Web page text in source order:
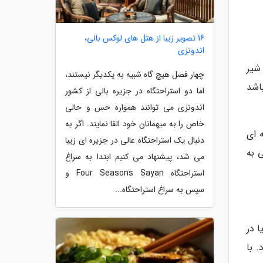
گرم باشد
ای
به
در
با
16 تصویر زیبا از هتل های لوکس بالی،
اندونزی
چهار فصل هیچ گاه شبیه به یکدیگر نیستند،
اما دو استراحتگاه در جزیره بالی از کشور
اندونزی می توانند همواره حس و حالی
خاص را به میهمانان خود القا نمایند. اگر به
دنبال یک استراحتگاه عالی در جزیره ای زیبا
می شد، پیشنهاد می کنیم ابتدا به سراغ
استراحتگاه Four Seasons Sayan و
سپس به سراغ استراحتگاه...